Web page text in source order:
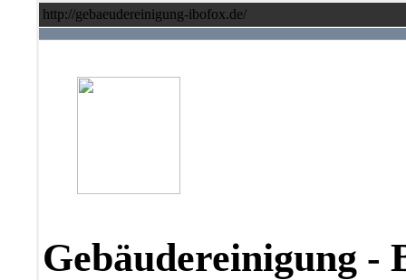
http://gebaeudereinigung-ibofox.de/
Gebäudereinigung -